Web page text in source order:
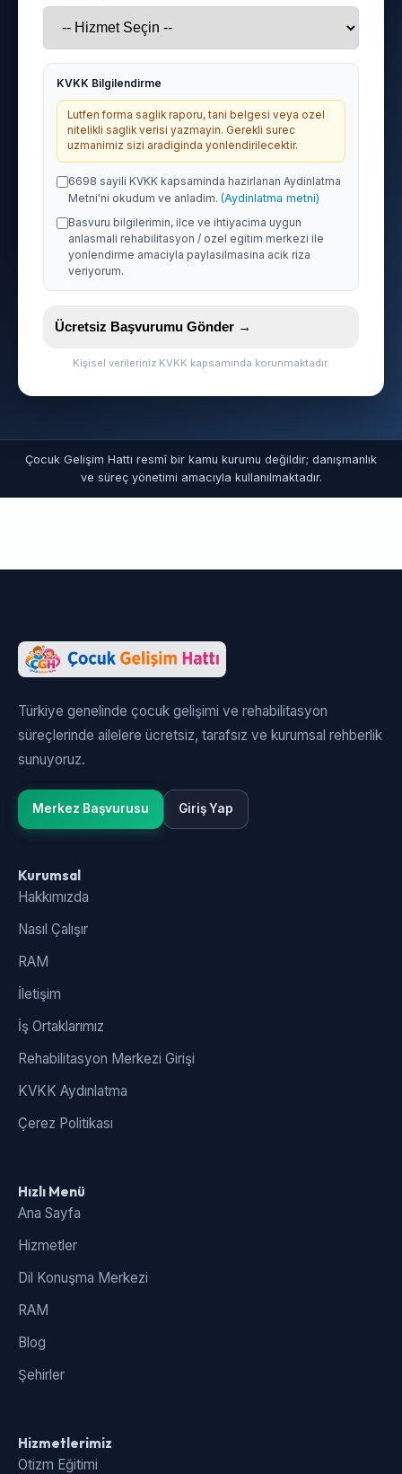
KVKK Bilgilendirme
Lutfen forma saglik raporu, tani belgesi veya ozel
nitelikli saglik verisi yazmayin. Gerekli surec
uzmanimiz sizi aradiginda yonlendirilecektir.
6698 sayili KVKK kapsaminda hazirlanan Aydinlatma
Metni'ni okudum ve anladim. (Aydinlatma metni)
Basvuru bilgilerimin, ilce ve ihtiyacima uygun
anlasmali rehabilitasyon / ozel egitim merkezi ile
yonlendirme amaciyla paylasilmasina acik riza
veriyorum.
Ücretsiz Başvurumu Gönder →
Kişisel verileriniz KVKK kapsamında korunmaktadır.
Çocuk Gelişim Hattı resmî bir kamu kurumu değildir; danışmanlık
ve süreç yönetimi amacıyla kullanılmaktadır.
Türkiye genelinde çocuk gelişimi ve rehabilitasyon
süreçlerinde ailelere ücretsiz, tarafsız ve kurumsal rehberlik
sunuyoruz.
Merkez Başvurusu Giriş Yap
Kurumsal
Hakkımızda
Nasıl Çalışır
RAM
İletişim
İş Ortaklarımız
Rehabilitasyon Merkezi Girişi
KVKK Aydınlatma
Çerez Politikası
Hızlı Menü
Ana Sayfa
Hizmetler
Dil Konuşma Merkezi
RAM
Blog
Şehirler
Hizmetlerimiz
Otizm Eğitimi